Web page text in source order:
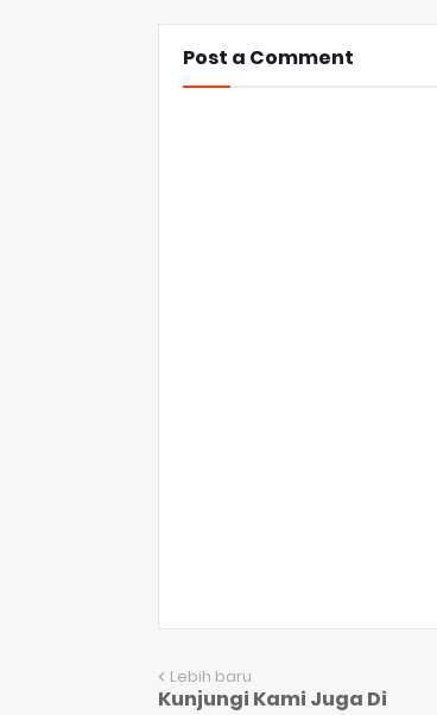
Post a Comment
Lebih baru
Kunjungi Kami Juga Di